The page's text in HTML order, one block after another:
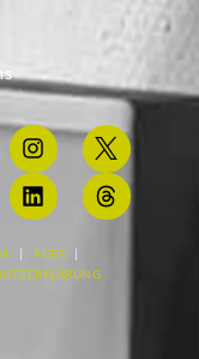
| AGBS |